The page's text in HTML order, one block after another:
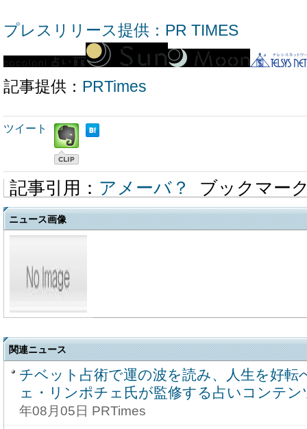
プレスリリース提供：PR TIMES
記事提供： PRTimes
ツイート
記事引用： アメーバ？ ブックマー
ニュース画像
関連ニュース
チベット占術で運の波を読み、人生を好転
ェ・リンポチェ氏が監修する占いコンテン
年08月05日 PRTimes